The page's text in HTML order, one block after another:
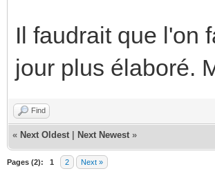
Il faudrait que l'on
jour plus élaboré.
Find
« Next Oldest Next Newest »
Pages (2): 1 2 Next »